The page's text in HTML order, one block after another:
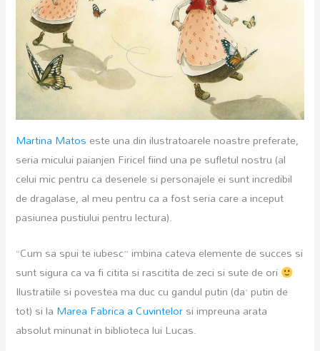
Martina Matos este una din ilustratoarele noastre preferate,
seria micului paianjen Firicel fiind una pe sufletul nostru (al
celui mic pentru ca desenele si personajele ei sunt incredibil
de dragalase, al meu pentru ca a fost seria care a inceput
pasiunea pustiului pentru lectura).
“Cum sa spui te iubesc” imbina cateva elemente de succes si
sunt sigura ca va fi citita si rascitita de zeci si sute de ori
Ilustratiile si povestea ma duc cu gandul putin (da’ putin de
tot) si la Marea Fabrica a Cuvintelorsi impreuna arata
absolut minunat in biblioteca lui Lucas.